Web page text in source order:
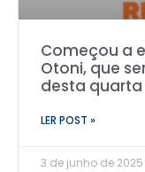
Começou a
Otoni, que
desta
LER POST »
3 de junho de 2025